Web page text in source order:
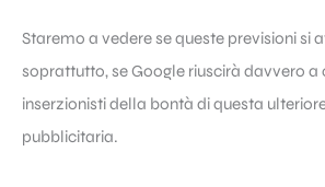
Staremo a vedere se queste previsioni si
soprattutto, se Google riuscirà davvero a
inserzionisti della bontà di questa
pubblicitaria.